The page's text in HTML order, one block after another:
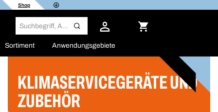
Shop
Sortiment Anwendungsgebiete
KLIMASERVICEGERÄTE UND
ZUBEHÖR
Filter